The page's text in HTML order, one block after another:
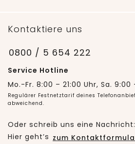
Kontaktiere uns
0800 / 5 654 222
Service Hotline
Mo.-Fr. 8:00 – 21:00 Uhr, Sa. 9:00
Regulärer Festnetztarif deines
abweichend.
Oder schreib uns eine Nachricht:
Hier geht’s zum